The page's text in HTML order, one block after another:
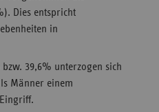
Dies entspricht
in
39,6% unterzogen sich
Männer einem